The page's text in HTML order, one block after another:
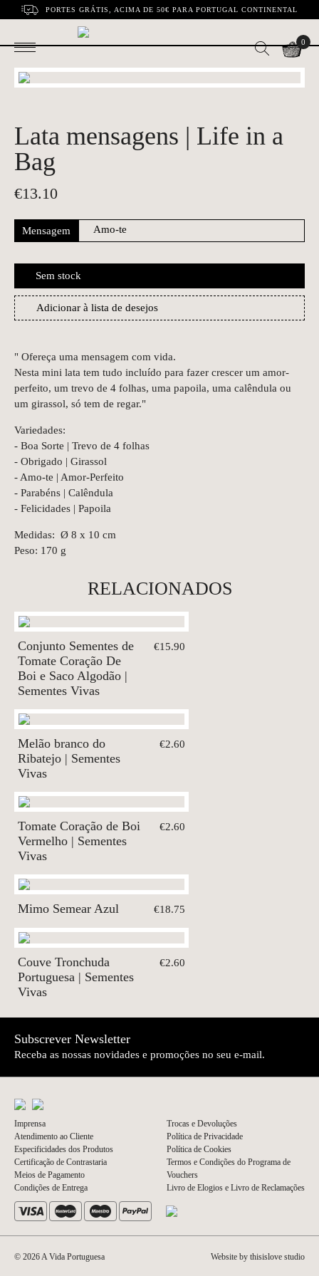
PORTES GRÁTIS, ACIMA DE 50€ PARA PORTUGAL CONTINENTAL
0
Lata mensagens | Life in a
Bag
€13.10
Mensagem
Sem stock
Adicionar à lista de desejos
" Ofereça uma mensagem com vida.
Nesta mini lata tem tudo incluído para fazer crescer um amor-
perfeito, um trevo de 4 folhas, uma papoila, uma calêndula ou
um girassol, só tem de regar."
Variedades:
- Boa Sorte | Trevo de 4 folhas
- Obrigado | Girassol
- Amo-te | Amor-Perfeito
- Parabéns | Calêndula
- Felicidades | Papoila
Medidas: Ø 8 x 10 cm
Peso: 170 g
RELACIONADOS
Conjunto Sementes de
Tomate Coração De
Boi e Saco Algodão |
Sementes Vivas
€15.90
Melão branco do
Ribatejo | Sementes
Vivas
€2.60
Tomate Coração de Boi
Vermelho | Sementes
Vivas
€2.60
Mimo Semear Azul €18.75
Couve Tronchuda
Portuguesa | Sementes
Vivas
€2.60
Subscrever Newsletter
Receba as nossas novidades e promoções no seu e-mail.
Imprensa
Atendimento ao Cliente
Especificidades dos Produtos
Certificação de Contrastaria
Meios de Pagamento
Condições de Entrega
Trocas e Devoluções
Política de Privacidade
Política de Cookies
Termos e Condições do Programa de
Vouchers
Livro de Elogios e Livro de Reclamações
© 2026 A Vida Portuguesa Website by thisislove studio